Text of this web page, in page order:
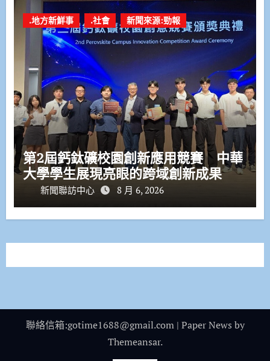
.地方新鮮事 .社會 新聞來源:勁報
第2屆鈣鈦礦校園創新應用競賽 中華
大學學生展現亮眼的跨域創新成果
新聞聯訪中心 8 月 6, 2026
聯絡信箱:gotime1688@gmail.com | Paper News by
Themeansar.